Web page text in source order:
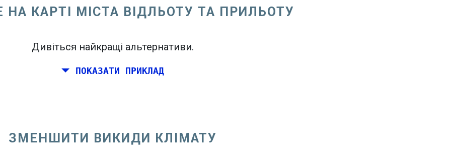
НА КАРТІ МІСТА ВІДЛЬОТУ ТА ПРИЛЬОТУ
Дивіться найкращі альтернативи.
ПОКАЗАТИ ПРИКЛАД
ЗМЕНШИТИ ВИКИДИ КЛІМАТУ